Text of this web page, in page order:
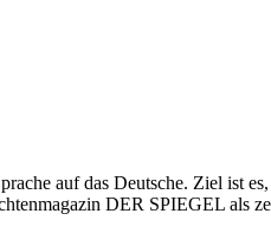
auf das Deutsche. Ziel ist
DER SPIEGEL als